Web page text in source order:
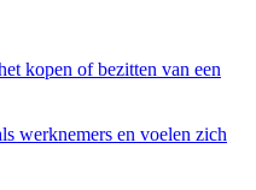
kopen of bezitten van een
werknemers en voelen zich